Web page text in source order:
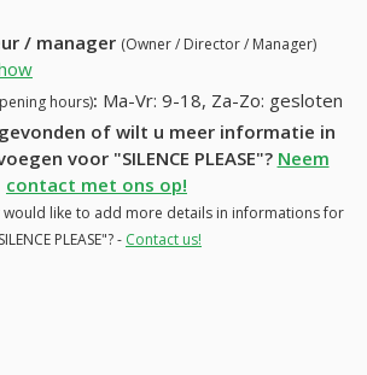
/ manager (Owner / Director / Manager)
hours): Ma-Vr: 9-18, Za-Zo: gesloten
of wilt u meer informatie in
voor "SILENCE PLEASE"? Neem
contact met ons op!
like to add more details in informations for
PLEASE"? - Contact us!